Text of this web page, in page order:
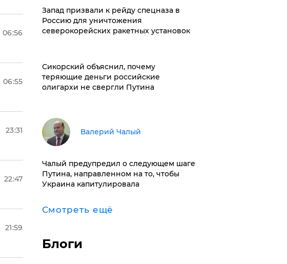
06:56
06:55
23:31
22:47
21:59
Запад призвали к рейду спецназа в
Россию для уничтожения
северокорейских ракетных установок
Сикорский объяснил, почему
теряющие деньги российские
олигархи не свергли Путина
Валерий Чалый
Чалый предупредил о следующем шаге
Путина, направленном на то, чтобы
Украина капитулировала
Смотреть ещё
Блоги